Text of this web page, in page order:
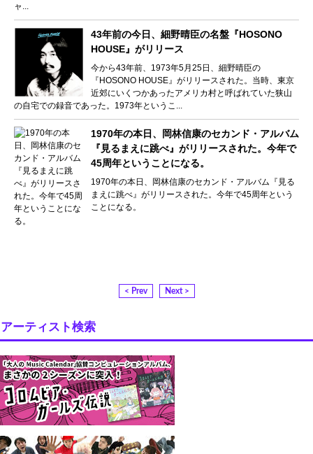
ャ...
43年前の今日、細野晴臣の名盤『HOSONO
HOUSE』がリリース
今から43年前、1973年5月25日、細野晴臣の
『HOSONO HOUSE』がリリースされた。当時、東京
近郊にいくつかあったアメリカ村と呼ばれていた狭山
の自宅での録音であった。1973年というこ...
1970年の本日、岡林信康のセカンド・アルバム
『見るまえに跳べ』がリリースされた。今年で
45周年ということになる。
1970年の本日、岡林信康のセカンド・アルバム『見る
まえに跳べ』がリリースされた。今年で45周年という
ことになる。
< Prev Next >
アーティスト検索